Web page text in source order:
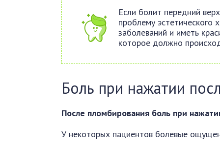
Если болит передний
проблему эстетического
заболеваний и иметь
которое должно
Боль при нажатии
После пломбирования боль при
У некоторых пациентов болевые